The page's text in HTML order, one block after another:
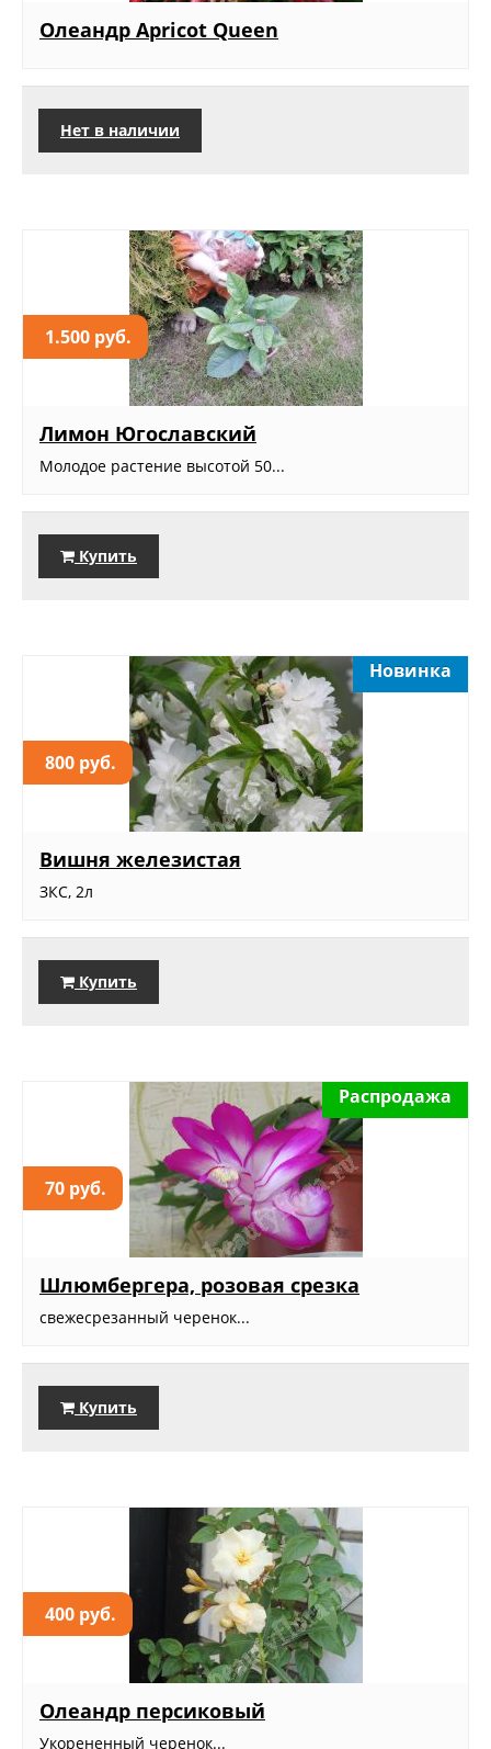
Олеандр Apricot Queen
Нет в наличии
1.500 руб.
Лимон Югославский
Молодое растение высотой 50...
Купить
800 руб.
Новинка
Вишня железистая
ЗКС, 2л
Купить
70 руб.
Распродажа
Шлюмбергера, розовая срезка
свежесрезанный черенок...
Купить
400 руб.
Олеандр персиковый
Укорененный черенок...